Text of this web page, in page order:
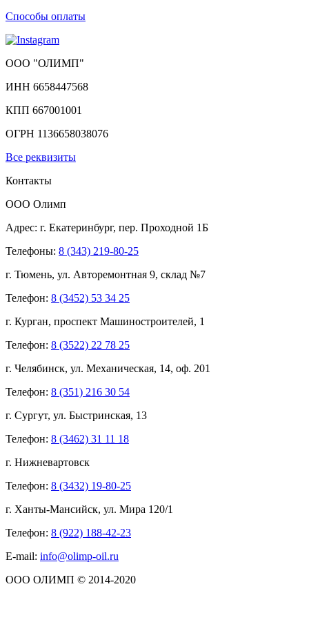
Способы оплаты
ООО "ОЛИМП"
ИНН 6658447568
КПП 667001001
ОГРН 1136658038076
Все реквизиты
Контакты
ООО Олимп
Адрес: г. Екатеринбург, пер. Проходной 1Б
Телефоны: 8 (343) 219-80-25
г. Тюмень, ул. Авторемонтная 9, склад №7
Телефон: 8 (3452) 53 34 25
г. Курган, проспект Машиностроителей, 1
Телефон: 8 (3522) 22 78 25
г. Челябинск, ул. Механическая, 14, оф. 201
Телефон: 8 (351) 216 30 54
г. Сургут, ул. Быстринская, 13
Телефон: 8 (3462) 31 11 18
г. Нижневартовск
Телефон: 8 (3432) 19-80-25
г. Ханты-Мансийск, ул. Мира 120/1
Телефон: 8 (922) 188-42-23
E-mail: info@olimp-oil.ru
ООО ОЛИМП © 2014-2020